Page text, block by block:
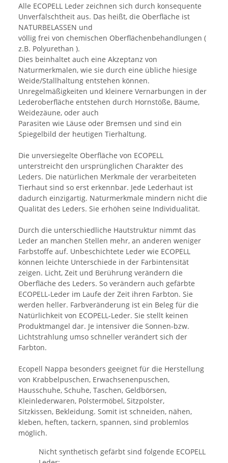
Alle ECOPELL Leder zeichnen sich durch konsequente
Unverfälschtheit aus. Das heißt, die Oberfläche ist
NATURBELASSEN und
völlig frei von chemischen Oberflächenbehandlungen (
z.B. Polyurethan ).
Dies beinhaltet auch eine Akzeptanz von
Naturmerkmalen, wie sie durch eine übliche hiesige
Weide/Stallhaltung entstehen können.
Unregelmäßigkeiten und kleinere Vernarbungen in der
Lederoberfläche entstehen durch Hornstöße, Bäume,
Weidezäune, oder auch
Parasiten wie Läuse oder Bremsen und sind ein
Spiegelbild der heutigen Tierhaltung.
Die unversiegelte Oberfläche von ECOPELL
unterstreicht den ursprünglichen Charakter des
Leders. Die natürlichen Merkmale der verarbeiteten
Tierhaut sind so erst erkennbar. Jede Lederhaut ist
dadurch einzigartig. Naturmerkmale mindern nicht die
Qualität des Leders. Sie erhöhen seine Individualität.
Durch die unterschiedliche Hautstruktur nimmt das
Leder an manchen Stellen mehr, an anderen weniger
Farbstoffe auf. Unbeschichtete Leder wie ECOPELL
können leichte Unterschiede in der Farbintensität
zeigen. Licht, Zeit und Berührung verändern die
Oberfläche des Leders. So verändern auch gefärbte
ECOPELL-Leder im Laufe der Zeit ihren Farbton. Sie
werden heller. Farbveränderung ist ein Beleg für die
Natürlichkeit von ECOPELL-Leder. Sie stellt keinen
Produktmangel dar. Je intensiver die Sonnen-bzw.
Lichtstrahlung umso schneller verändert sich der
Farbton.
Ecopell Nappa besonders geeignet für die Herstellung
von Krabbelpuschen, Erwachsenenpuschen,
Hausschuhe, Schuhe, Taschen, Geldbörsen,
Kleinlederwaren, Polstermöbel, Sitzpolster,
Sitzkissen, Bekleidung. Somit ist schneiden, nähen,
kleben, heften, tackern, spannen, sind problemlos
möglich.
Nicht synthetisch gefärbt sind folgende ECOPELL